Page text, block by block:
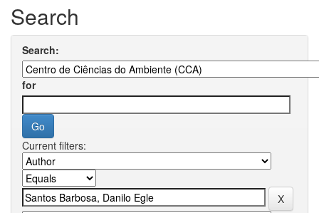
Search
Search:
for
Current filters: